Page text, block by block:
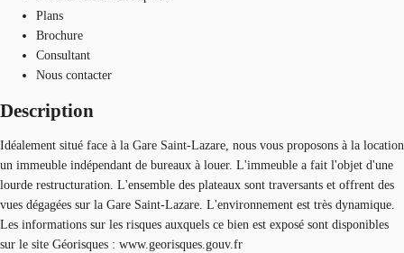
Plans
Brochure
Consultant
Nous contacter
Description
Idéalement situé face à la Gare Saint-Lazare, nous vous proposons à la location
un immeuble indépendant de bureaux à louer. L'immeuble a fait l'objet d'une
lourde restructuration. L'ensemble des plateaux sont traversants et offrent des
vues dégagées sur la Gare Saint-Lazare. L'environnement est très dynamique.
Les informations sur les risques auxquels ce bien est exposé sont disponibles
sur le site Géorisques : www.georisques.gouv.fr